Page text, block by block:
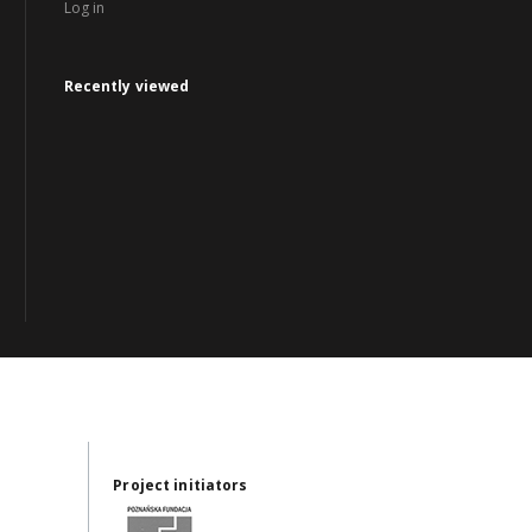
Log in
Recently viewed
Project initiators